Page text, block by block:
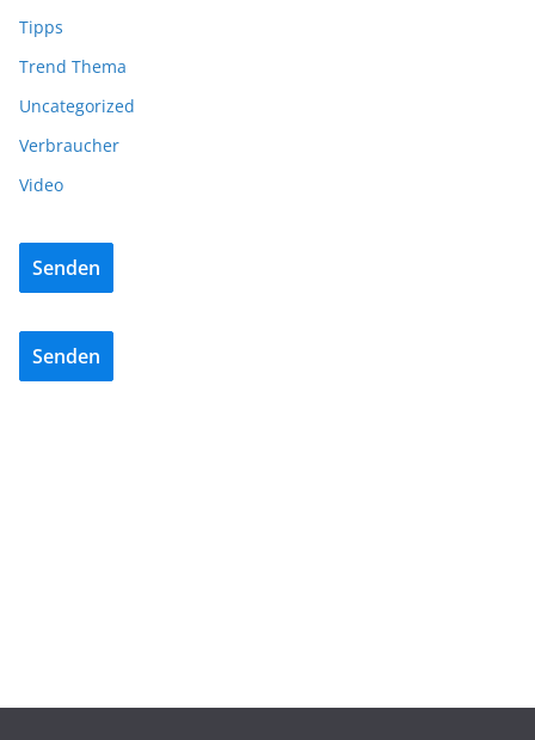
Tipps
Trend Thema
Uncategorized
Verbraucher
Video
Senden
Senden